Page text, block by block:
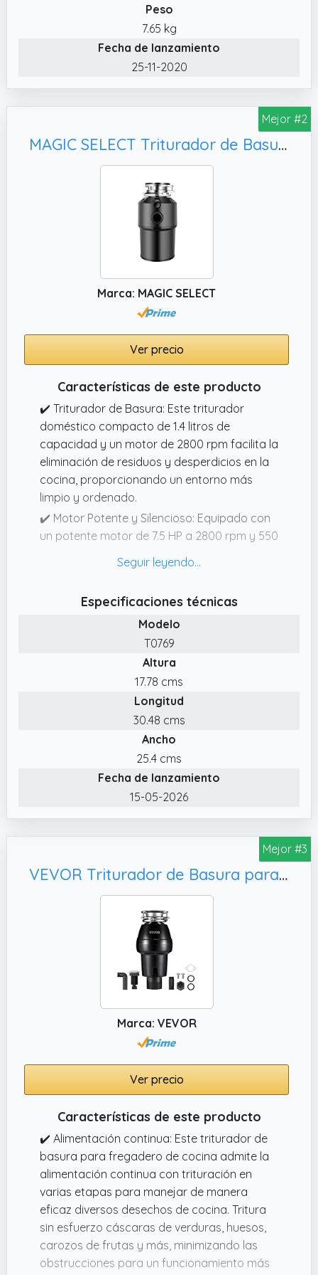
cosas, reduce la basura acumulada y el uso
de bolsas de plástico
✔️ SOSTENIBLE: El triturador de basura
fregadero tiene un mínimo consumo de agua
y de energía, y además es muy silencioso,
torsión y su nueva tecnología de trituración
super segura sin cuchillas ni hojas
Peso
7.65 kg
Fecha de lanzamiento
25-11-2020
Mejor #2
MAGIC SELECT Triturador de Basura, Triturador para Residuos de Alimentos.
Marca: MAGIC SELECT
Ver precio
Características de este producto
✔️ Triturador de Basura: Este triturador
doméstico compacto de 1.4 litros de
capacidad y un motor de 2800 rpm facilita la
eliminación de residuos y desperdicios en la
cocina, proporcionando un entorno más
limpio y ordenado.
✔️ Motor Potente y Silencioso: Equipado con
un potente motor de 7.5 HP a 2800 rpm y 550
residuos de alimentos, manteniendo un
✔️ Acero Inoxidable: Fabricado en acero
inoxidable cuenta con una robusta
protección anticorrosión contra los residuos
más duros y frecuentes en su fregadero.
✔️ Seguro: Este triturador doméstico se
autolimpia solo con agua, asegurando una
eliminación higiénica y segura de residuos. Su
diseño compacto permite una fácil
instalación bajo el fregadero.
✔️ Trituración por Magnetismo: El sistema de
trituración por magnetismo elimina la
interruptor exterior para poder encenderlo.
Especificaciones técnicas
Modelo
T0769
Altura
17.78 cms
Longitud
30.48 cms
Ancho
25.4 cms
Fecha de lanzamiento
15-05-2026
Mejor #3
VEVOR Triturador de Basura para Fregadero de Cocina, Negro
Marca: VEVOR
Ver precio
Características de este producto
✔️ Alimentación continua: Este triturador de
basura para fregadero de cocina admite la
alimentación continua con trituración en
varias etapas para manejar de manera
eficaz diversos desechos de cocina. Tritura
sin esfuerzo cáscaras de verduras, huesos,
carozos de frutas y más, minimizando las
obstrucciones para un funcionamiento más